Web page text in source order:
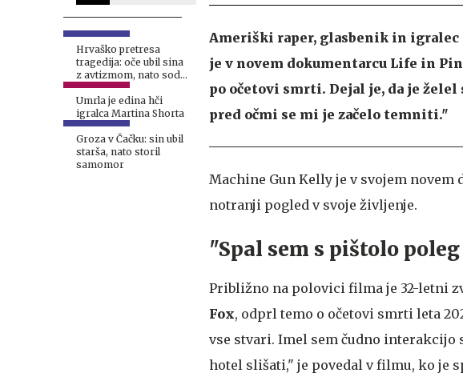
Hrvaško pretresa
tragedija: oče ubil sina
z avtizmom, nato sodil
še sebi
Umrla je edina hči
igralca Martina Shorta
Groza v Čačku: sin ubil
starša, nato storil
samomor
Ameriški raper, glasbenik in igralec
je v novem dokumentarcu Life in
po očetovi smrti. Dejal je, da je
pred očmi se mi je začelo temniti."
Machine Gun Kelly je v svojem
notranji pogled v svoje življenje.
"Spal sem s pištolo
Približno na polovici filma je 32-letni
Fox, odprl temo o očetovi smrti leta
vse stvari. Imel sem čudno
hotel slišati," je povedal v filmu, ko je